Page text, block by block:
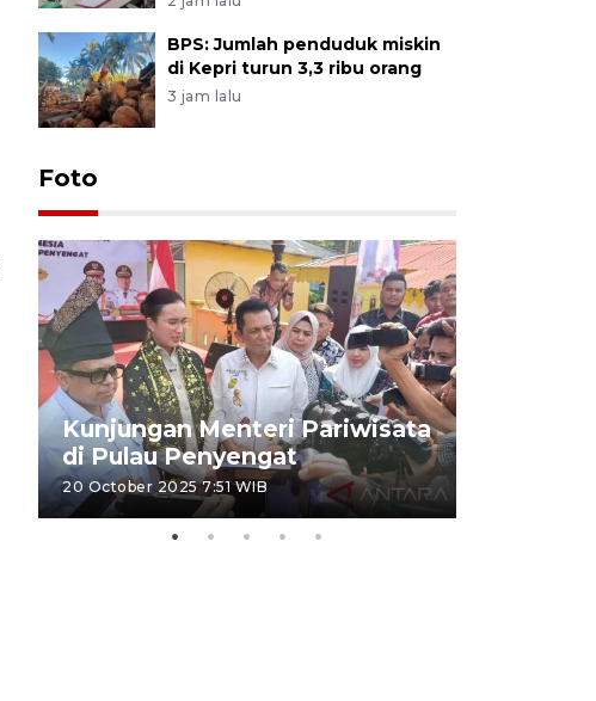
BPS: Jumlah penduduk miskin
di Kepri turun 3,3 ribu orang
3 jam lalu
Foto
Kunjungan Menteri Pariwisata
di Pulau Penyengat
20 October 2025 7:51 WIB